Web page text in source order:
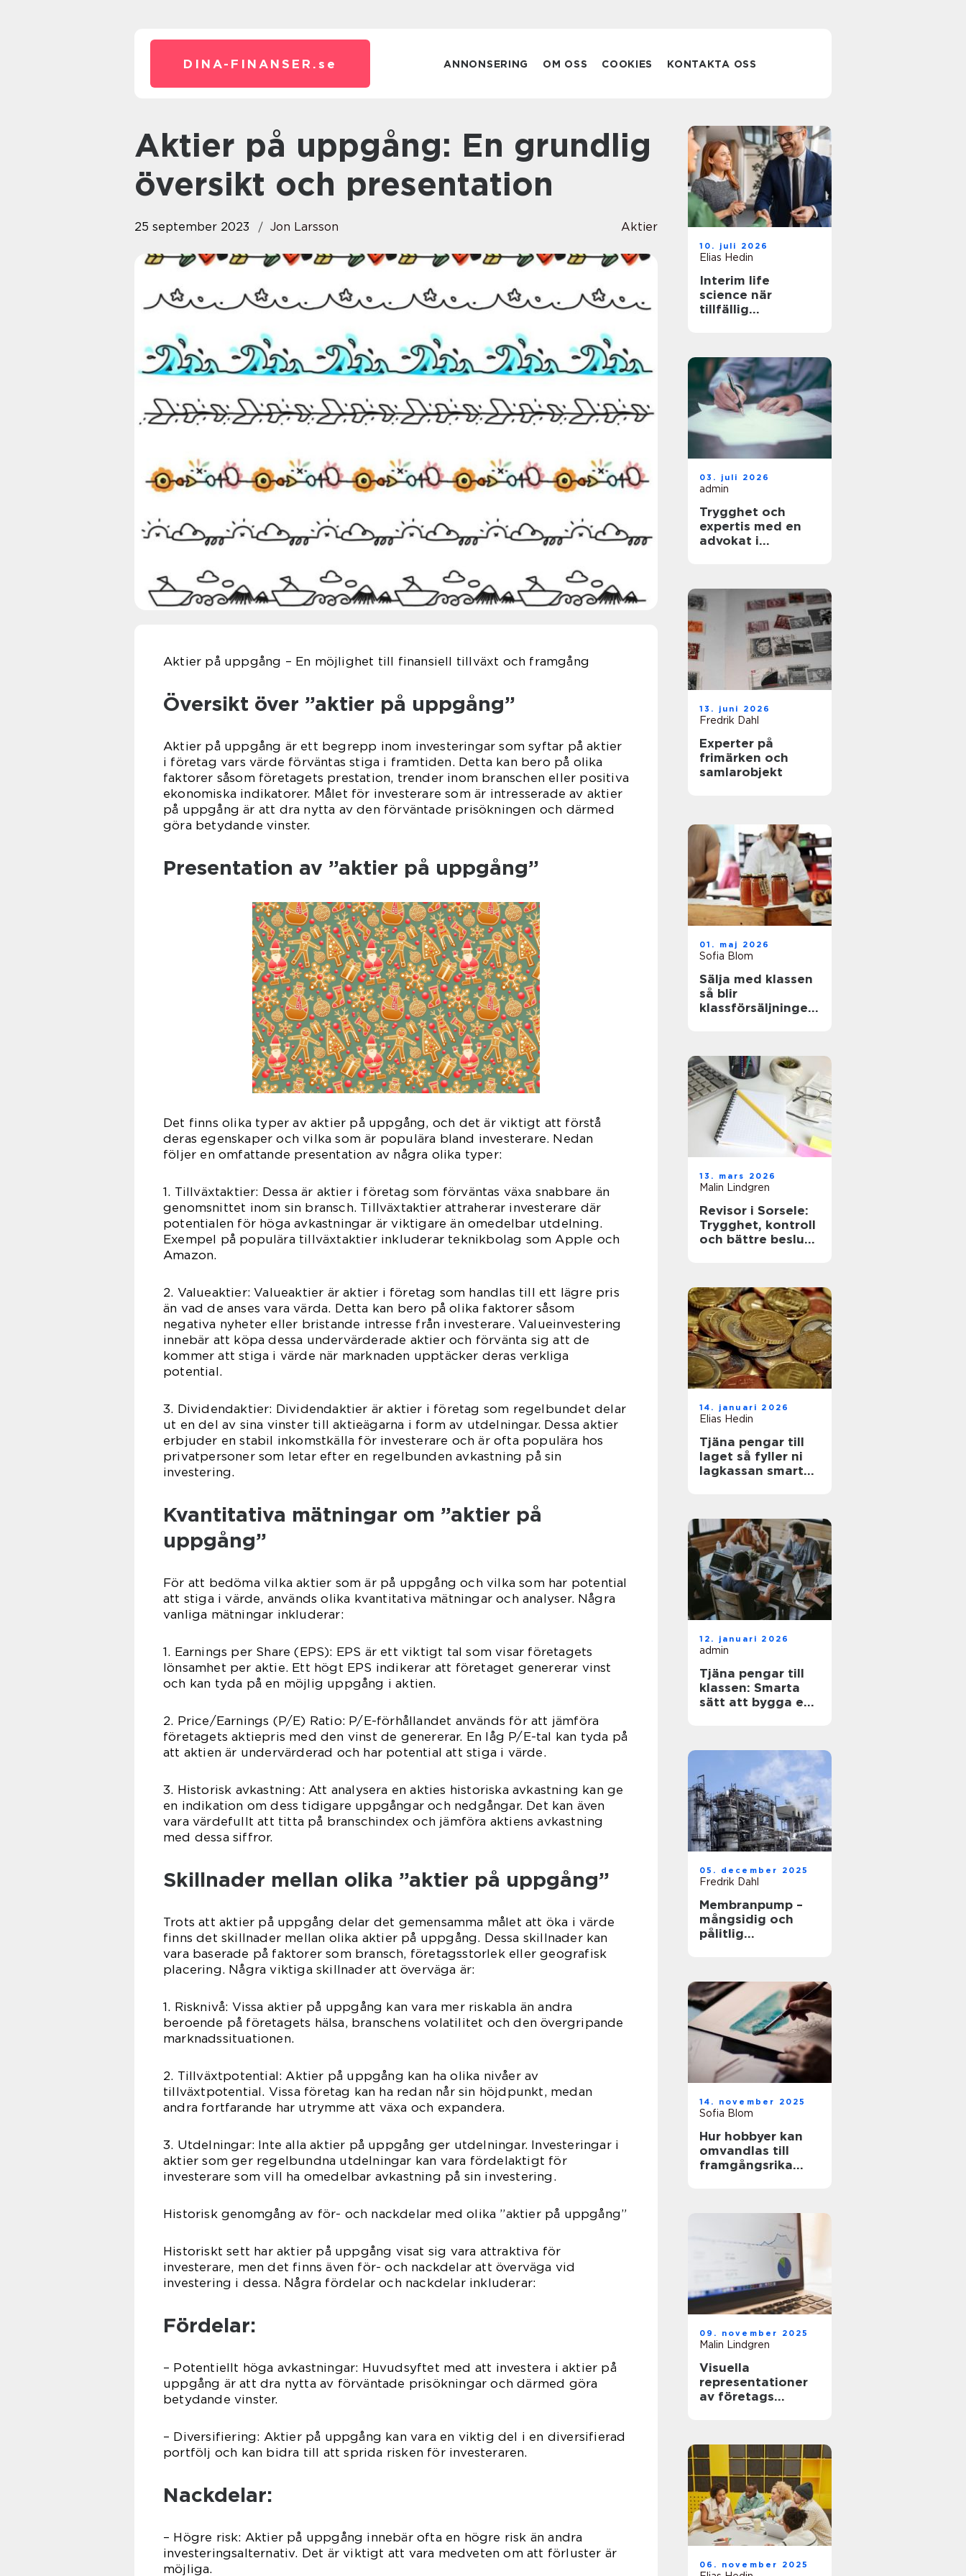
DINA-FINANSER. se ANNONSERING OM OSS COOKIES KONTAKTA OSS
Aktier på uppgång: En grundlig
översikt och presentation
25 september 2023 Jon Larsson Aktier
Aktier på uppgång – En möjlighet till finansiell tillväxt och framgång
Översikt över ”aktier på uppgång”
Aktier på uppgång är ett begrepp inom investeringar som syftar på aktier
i företag vars värde förväntas stiga i framtiden. Detta kan bero på olika
faktorer såsom företagets prestation, trender inom branschen eller positiva
ekonomiska indikatorer. Målet för investerare som är intresserade av aktier
på uppgång är att dra nytta av den förväntade prisökningen och därmed
göra betydande vinster.
Presentation av ”aktier på uppgång”
Det finns olika typer av aktier på uppgång, och det är viktigt att förstå
deras egenskaper och vilka som är populära bland investerare. Nedan
följer en omfattande presentation av några olika typer:
1. Tillväxtaktier: Dessa är aktier i företag som förväntas växa snabbare än
genomsnittet inom sin bransch. Tillväxtaktier attraherar investerare där
potentialen för höga avkastningar är viktigare än omedelbar utdelning.
Exempel på populära tillväxtaktier inkluderar teknikbolag som Apple och
Amazon.
2. Valueaktier: Valueaktier är aktier i företag som handlas till ett lägre pris
än vad de anses vara värda. Detta kan bero på olika faktorer såsom
negativa nyheter eller bristande intresse från investerare. Valueinvestering
innebär att köpa dessa undervärderade aktier och förvänta sig att de
kommer att stiga i värde när marknaden upptäcker deras verkliga
potential.
3. Dividendaktier: Dividendaktier är aktier i företag som regelbundet delar
ut en del av sina vinster till aktieägarna i form av utdelningar. Dessa aktier
erbjuder en stabil inkomstkälla för investerare och är ofta populära hos
privatpersoner som letar efter en regelbunden avkastning på sin
investering.
Kvantitativa mätningar om ”aktier på
uppgång”
För att bedöma vilka aktier som är på uppgång och vilka som har potential
att stiga i värde, används olika kvantitativa mätningar och analyser. Några
vanliga mätningar inkluderar:
1. Earnings per Share (EPS): EPS är ett viktigt tal som visar företagets
lönsamhet per aktie. Ett högt EPS indikerar att företaget genererar vinst
och kan tyda på en möjlig uppgång i aktien.
2. Price/Earnings (P/E) Ratio: P/E-förhållandet används för att jämföra
företagets aktiepris med den vinst de genererar. En låg P/E-tal kan tyda på
att aktien är undervärderad och har potential att stiga i värde.
3. Historisk avkastning: Att analysera en akties historiska avkastning kan ge
en indikation om dess tidigare uppgångar och nedgångar. Det kan även
vara värdefullt att titta på branschindex och jämföra aktiens avkastning
med dessa siffror.
Skillnader mellan olika ”aktier på uppgång”
Trots att aktier på uppgång delar det gemensamma målet att öka i värde
finns det skillnader mellan olika aktier på uppgång. Dessa skillnader kan
vara baserade på faktorer som bransch, företagsstorlek eller geografisk
placering. Några viktiga skillnader att överväga är:
1. Risknivå: Vissa aktier på uppgång kan vara mer riskabla än andra
beroende på företagets hälsa, branschens volatilitet och den övergripande
marknadssituationen.
2. Tillväxtpotential: Aktier på uppgång kan ha olika nivåer av
tillväxtpotential. Vissa företag kan ha redan når sin höjdpunkt, medan
andra fortfarande har utrymme att växa och expandera.
3. Utdelningar: Inte alla aktier på uppgång ger utdelningar. Investeringar i
aktier som ger regelbundna utdelningar kan vara fördelaktigt för
investerare som vill ha omedelbar avkastning på sin investering.
Historisk genomgång av för- och nackdelar med olika ”aktier på uppgång”
Historiskt sett har aktier på uppgång visat sig vara attraktiva för
investerare, men det finns även för- och nackdelar att överväga vid
investering i dessa. Några fördelar och nackdelar inkluderar:
Fördelar:
– Potentiellt höga avkastningar: Huvudsyftet med att investera i aktier på
uppgång är att dra nytta av förväntade prisökningar och därmed göra
betydande vinster.
– Diversifiering: Aktier på uppgång kan vara en viktig del i en diversifierad
portfölj och kan bidra till att sprida risken för investeraren.
Nackdelar:
– Högre risk: Aktier på uppgång innebär ofta en högre risk än andra
investeringsalternativ. Det är viktigt att vara medveten om att förluster är
möjliga.
10. juli 2026
Elias Hedin
Interim life
science när
tillfällig
03. juli 2026
admin
Trygghet och
expertis med en
advokat i
13. juni 2026
Fredrik Dahl
Experter på
frimärken och
samlarobjekt
01. maj 2026
Sofia Blom
Sälja med klassen
så blir
klassförsäljningen
13. mars 2026
Malin Lindgren
Revisor i Sorsele:
Trygghet, kontroll
och bättre beslut
14. januari 2026
Elias Hedin
Tjäna pengar till
laget så fyller ni
lagkassan smart
12. januari 2026
admin
Tjäna pengar till
klassen: Smarta
sätt att bygga en
05. december 2025
Fredrik Dahl
Membranpump –
mångsidig och
pålitlig
14. november 2025
Sofia Blom
Hur hobbyer kan
omvandlas till
framgångsrika
09. november 2025
Malin Lindgren
Visuella
representationer
av företags
06. november 2025